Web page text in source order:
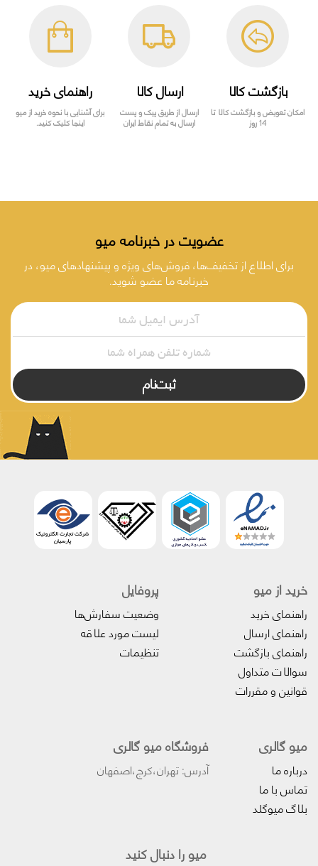
بازگشت کالا
امکان تعویض و بازگشت کالا تا
14 روز
ارسال کالا
ارسال از طریق پیک و پست
ارسال به تمام نقاط ایران
راهنمای خرید
برای آشنایی با نحوه خرید از میو
اینجا کلیک کنید.
عضویت در خبرنامه میو
برای اطلاع از تخفیف‌ها، فروش‌های ویژه و پیشنهادهای میو، در
خبرنامه ما عضو شوید.
ثبت‌نام
خرید از میو
راهنمای خرید
راهنمای ارسال
راهنمای بازگشت
سوالات متداول
قوانین و مقررات
پروفایل‌
وضعیت سفارش‌ها
لیست مورد علاقه
تنظیمات
میو گالری
درباره ما
تماس با ما
بلاگ میوگلد
فروشگاه میو گالری
آدرس: تهران،کرج،اصفهان
میو را دنبال کنید